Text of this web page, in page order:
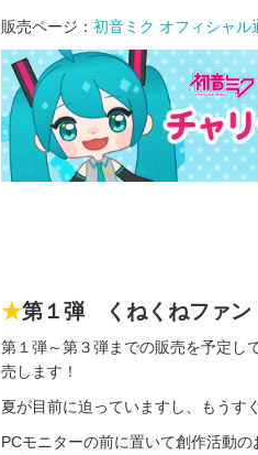
販売ページ： 初音ミク オフィシャル
★第１弾 くねくねファン
第１弾～第３弾までの販売を予定し
売します！
夏が目前に迫っていますし、もうす
PCモニターの前に置いて創作活動